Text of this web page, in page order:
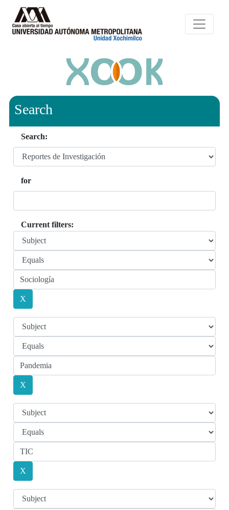
Search
Search:
for
Current filters: